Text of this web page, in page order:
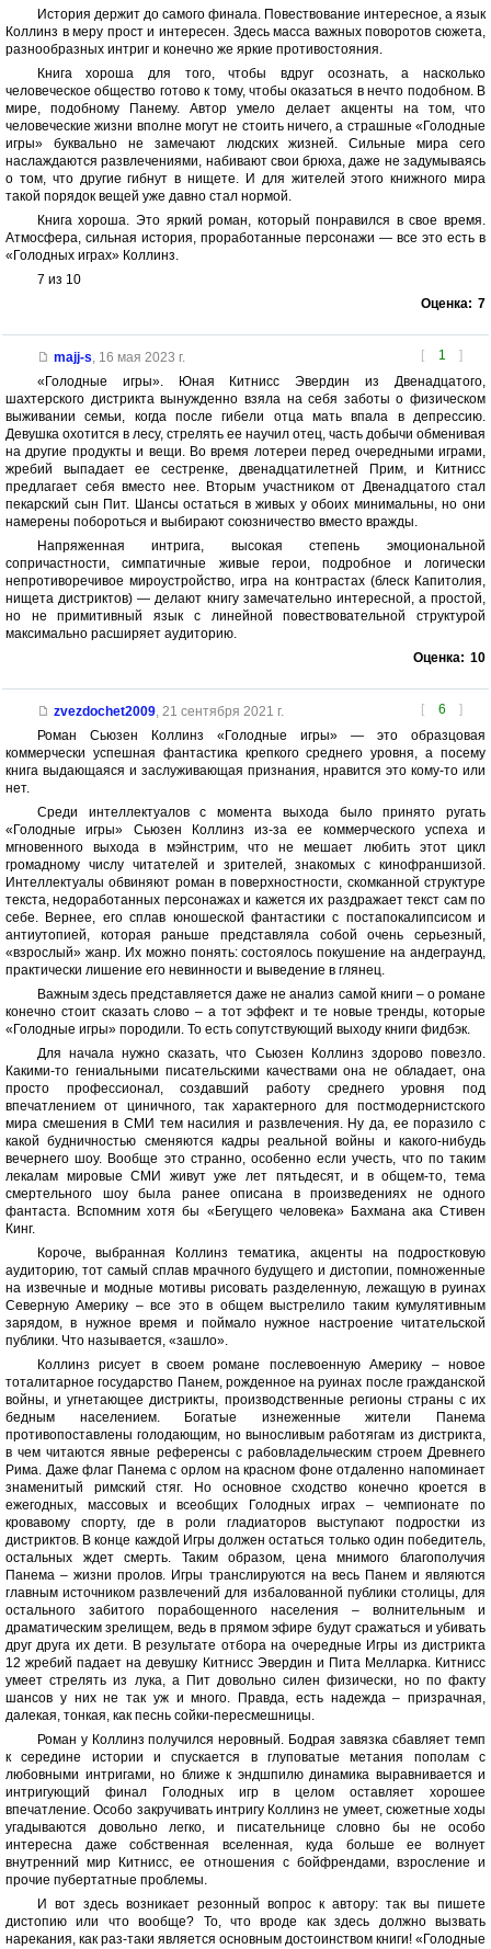
История держит до самого финала. Повествование интересное, а язык
Коллинз в меру прост и интересен. Здесь масса важных поворотов сюжета,
разнообразных интриг и конечно же яркие противостояния.
Книга хороша для того, чтобы вдруг осознать, а насколько
человеческое общество готово к тому, чтобы оказаться в нечто подобном. В
мире, подобному Панему. Автор умело делает акценты на том, что
человеческие жизни вполне могут не стоить ничего, а страшные «Голодные
игры» буквально не замечают людских жизней. Сильные мира сего
наслаждаются развлечениями, набивают свои брюха, даже не задумываясь
о том, что другие гибнут в нищете. И для жителей этого книжного мира
такой порядок вещей уже давно стал нормой.
Книга хороша. Это яркий роман, который понравился в свое время.
Атмосфера, сильная история, проработанные персонажи — все это есть в
«Голодных играх» Коллинз.
7 из 10
Оценка: 7
[ 1 ]
majj-s, 16 мая 2023 г.
«Голодные игры». Юная Китнисс Эвердин из Двенадцатого,
шахтерского дистрикта вынужденно взяла на себя заботы о физическом
выживании семьи, когда после гибели отца мать впала в депрессию.
Девушка охотится в лесу, стрелять ее научил отец, часть добычи обменивая
на другие продукты и вещи. Во время лотереи перед очередными играми,
жребий выпадает ее сестренке, двенадцатилетней Прим, и Китнисс
предлагает себя вместо нее. Вторым участником от Двенадцатого стал
пекарский сын Пит. Шансы остаться в живых у обоих минимальны, но они
намерены побороться и выбирают союзничество вместо вражды.
Напряженная интрига, высокая степень эмоциональной
сопричастности, симпатичные живые герои, подробное и логически
непротиворечивое мироустройство, игра на контрастах (блеск Капитолия,
нищета дистриктов) — делают книгу замечательно интересной, а простой,
но не примитивный язык с линейной повествовательной структурой
максимально расширяет аудиторию.
Оценка: 10
[ 6 ]
zvezdochet2009, 21 сентября 2021 г.
Роман Сьюзен Коллинз «Голодные игры» — это образцовая
коммерчески успешная фантастика крепкого среднего уровня, а посему
книга выдающаяся и заслуживающая признания, нравится это кому-то или
нет.
Среди интеллектуалов с момента выхода было принято ругать
«Голодные игры» Сьюзен Коллинз из-за ее коммерческого успеха и
мгновенного выхода в мэйнстрим, что не мешает любить этот цикл
громадному числу читателей и зрителей, знакомых с кинофраншизой.
Интеллектуалы обвиняют роман в поверхностности, скомканной структуре
текста, недоработанных персонажах и кажется их раздражает текст сам по
себе. Вернее, его сплав юношеской фантастики с постапокалипсисом и
антиутопией, которая раньше представляла собой очень серьезный,
«взрослый» жанр. Их можно понять: состоялось покушение на андеграунд,
практически лишение его невинности и выведение в глянец.
Важным здесь представляется даже не анализ самой книги – о романе
конечно стоит сказать слово – а тот эффект и те новые тренды, которые
«Голодные игры» породили. То есть сопутствующий выходу книги фидбэк.
Для начала нужно сказать, что Сьюзен Коллинз здорово повезло.
Какими-то гениальными писательскими качествами она не обладает, она
просто профессионал, создавший работу среднего уровня под
впечатлением от циничного, так характерного для постмодернистского
мира смешения в СМИ тем насилия и развлечения. Ну да, ее поразило с
какой будничностью сменяются кадры реальной войны и какого-нибудь
вечернего шоу. Вообще это странно, особенно если учесть, что по таким
лекалам мировые СМИ живут уже лет пятьдесят, и в общем-то, тема
смертельного шоу была ранее описана в произведениях не одного
фантаста. Вспомним хотя бы «Бегущего человека» Бахмана ака Стивен
Кинг.
Короче, выбранная Коллинз тематика, акценты на подростковую
аудиторию, тот самый сплав мрачного будущего и дистопии, помноженные
на извечные и модные мотивы рисовать разделенную, лежащую в руинах
Северную Америку – все это в общем выстрелило таким кумулятивным
зарядом, в нужное время и поймало нужное настроение читательской
публики. Что называется, «зашло».
Коллинз рисует в своем романе послевоенную Америку – новое
тоталитарное государство Панем, рожденное на руинах после гражданской
войны, и угнетающее дистрикты, производственные регионы страны с их
бедным населением. Богатые изнеженные жители Панема
противопоставлены голодающим, но выносливым работягам из дистрикта,
в чем читаются явные референсы с рабовладельческим строем Древнего
Рима. Даже флаг Панема с орлом на красном фоне отдаленно напоминает
знаменитый римский стяг. Но основное сходство конечно кроется в
ежегодных, массовых и всеобщих Голодных играх – чемпионате по
кровавому спорту, где в роли гладиаторов выступают подростки из
дистриктов. В конце каждой Игры должен остаться только один победитель,
остальных ждет смерть. Таким образом, цена мнимого благополучия
Панема – жизни пролов. Игры транслируются на весь Панем и являются
главным источником развлечений для избалованной публики столицы, для
остального забитого порабощенного населения – волнительным и
драматическим зрелищем, ведь в прямом эфире будут сражаться и убивать
друг друга их дети. В результате отбора на очередные Игры из дистрикта
12 жребий падает на девушку Китнисс Эвердин и Пита Мелларка. Китнисс
умеет стрелять из лука, а Пит довольно силен физически, но по факту
шансов у них не так уж и много. Правда, есть надежда – призрачная,
далекая, тонкая, как песнь сойки-пересмешницы.
Роман у Коллинз получился неровный. Бодрая завязка сбавляет темп
к середине истории и спускается в глуповатые метания пополам с
любовными интригами, но ближе к эндшпилю динамика выравнивается и
интригующий финал Голодных игр в целом оставляет хорошее
впечатление. Особо закручивать интригу Коллинз не умеет, сюжетные ходы
угадываются довольно легко, и писательнице словно бы не особо
интересна даже собственная вселенная, куда больше ее волнует
внутренний мир Китнисс, ее отношения с бойфрендами, взросление и
прочие пубертатные проблемы.
И вот здесь возникает резонный вопрос к автору: так вы пишете
дистопию или что вообще? То, что вроде как здесь должно вызвать
нарекания, как раз-таки является основным достоинством книги! «Голодные